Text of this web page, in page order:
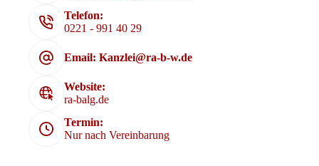
Telefon:
0221 - 991 40 29
Email: Kanzlei@ra-b-w.de
Website:
ra-balg.de
Termin:
Nur nach Vereinbarung